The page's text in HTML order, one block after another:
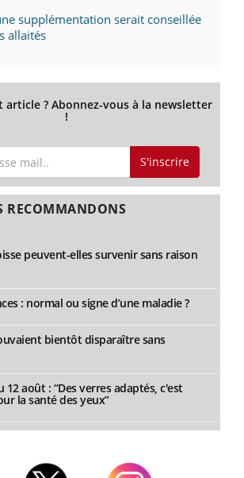
supplémentation serait conseillée
allaités
article ? Abonnez-vous à la newsletter
!
S'inscrire
RECOMMANDONS
peuvent-elles survenir sans raison
: normal ou signe d’une maladie ?
bientôt disparaître sans
12 août : “Des verres adaptés, c'est
la santé des yeux”